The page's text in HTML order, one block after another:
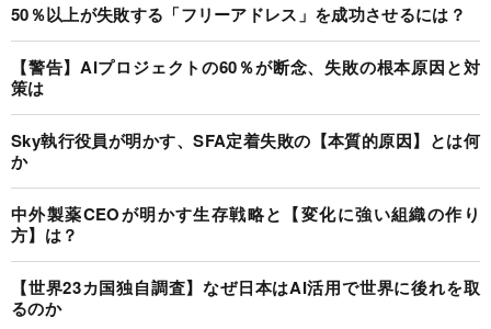
50％以上が失敗する「フリーアドレス」を成功させるには？
【警告】AIプロジェクトの60％が断念、失敗の根本原因と対
策は
Sky執行役員が明かす、SFA定着失敗の【本質的原因】とは何
か
中外製薬CEOが明かす生存戦略と【変化に強い組織の作り
方】は？
【世界23カ国独自調査】なぜ日本はAI活用で世界に後れを取
るのか